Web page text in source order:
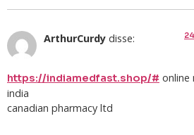
ArthurCurdy disse:
https://indiamedfast.shop/# online
india
canadian pharmacy ltd